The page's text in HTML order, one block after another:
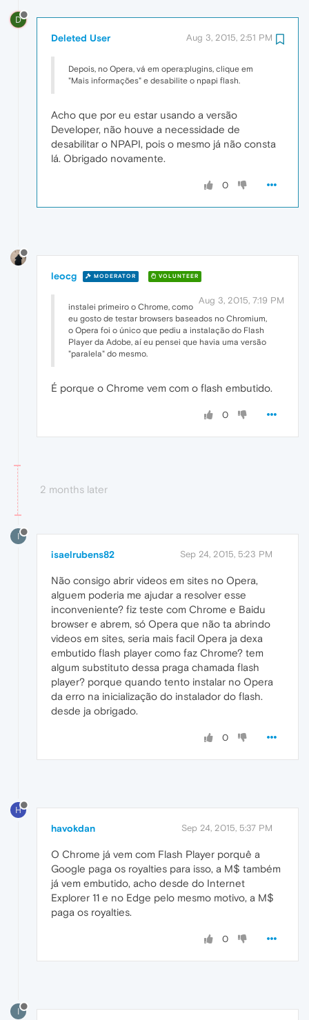
D
Deleted User Aug 3, 2015, 2:51 PM
Depois, no Opera, vá em opera:plugins, clique em
"Mais informações" e desabilite o npapi flash.
Acho que por eu estar usando a versão
Developer, não houve a necessidade de
desabilitar o NPAPI, pois o mesmo já não consta
lá. Obrigado novamente.
0
leocg MODERATOR VOLUNTEER
Aug 3, 2015, 7:19 PM
instalei primeiro o Chrome, como
eu gosto de testar browsers baseados no Chromium,
o Opera foi o único que pediu a instalação do Flash
Player da Adobe, aí eu pensei que havia uma versão
"paralela" do mesmo.
É porque o Chrome vem com o flash embutido.
0
2 months later
I
isaelrubens82 Sep 24, 2015, 5:23 PM
Não consigo abrir videos em sites no Opera,
alguem poderia me ajudar a resolver esse
inconveniente? fiz teste com Chrome e Baidu
browser e abrem, só Opera que não ta abrindo
videos em sites, seria mais facil Opera ja dexa
embutido flash player como faz Chrome? tem
algum substituto dessa praga chamada flash
player? porque quando tento instalar no Opera
da erro na inicialização do instalador do flash.
desde ja obrigado.
0
H
havokdan Sep 24, 2015, 5:37 PM
O Chrome já vem com Flash Player porquê a
Google paga os royalties para isso, a M$ também
já vem embutido, acho desde do Internet
Explorer 11 e no Edge pelo mesmo motivo, a M$
paga os royalties.
0
I